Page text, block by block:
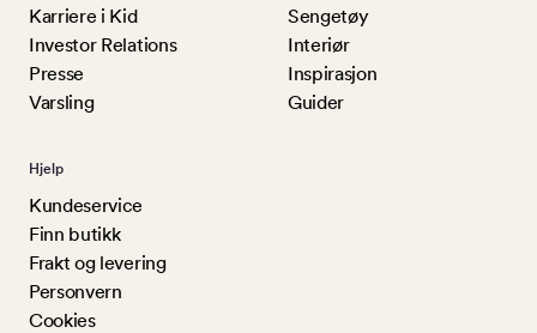
Karriere i Kid
Investor Relations
Presse
Varsling
Sengetøy
Interiør
Inspirasjon
Guider
Hjelp
Kundeservice
Finn butikk
Frakt og levering
Personvern
Cookies